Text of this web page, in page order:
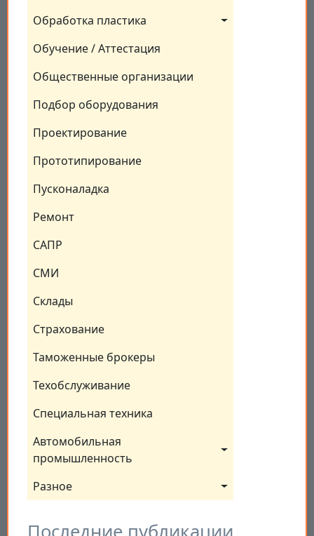
Обработка пластика
Обучение / Аттестация
Общественные организации
Подбор оборудования
Проектирование
Прототипирование
Пусконаладка
Ремонт
САПР
СМИ
Склады
Страхование
Таможенные брокеры
Техобслуживание
Специальная техника
Автомобильная
промышленность
Разное